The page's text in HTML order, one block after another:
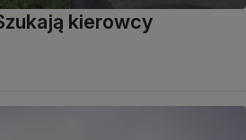
kierowcy